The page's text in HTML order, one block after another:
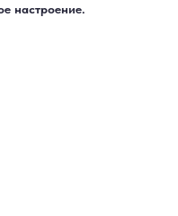
настроение.